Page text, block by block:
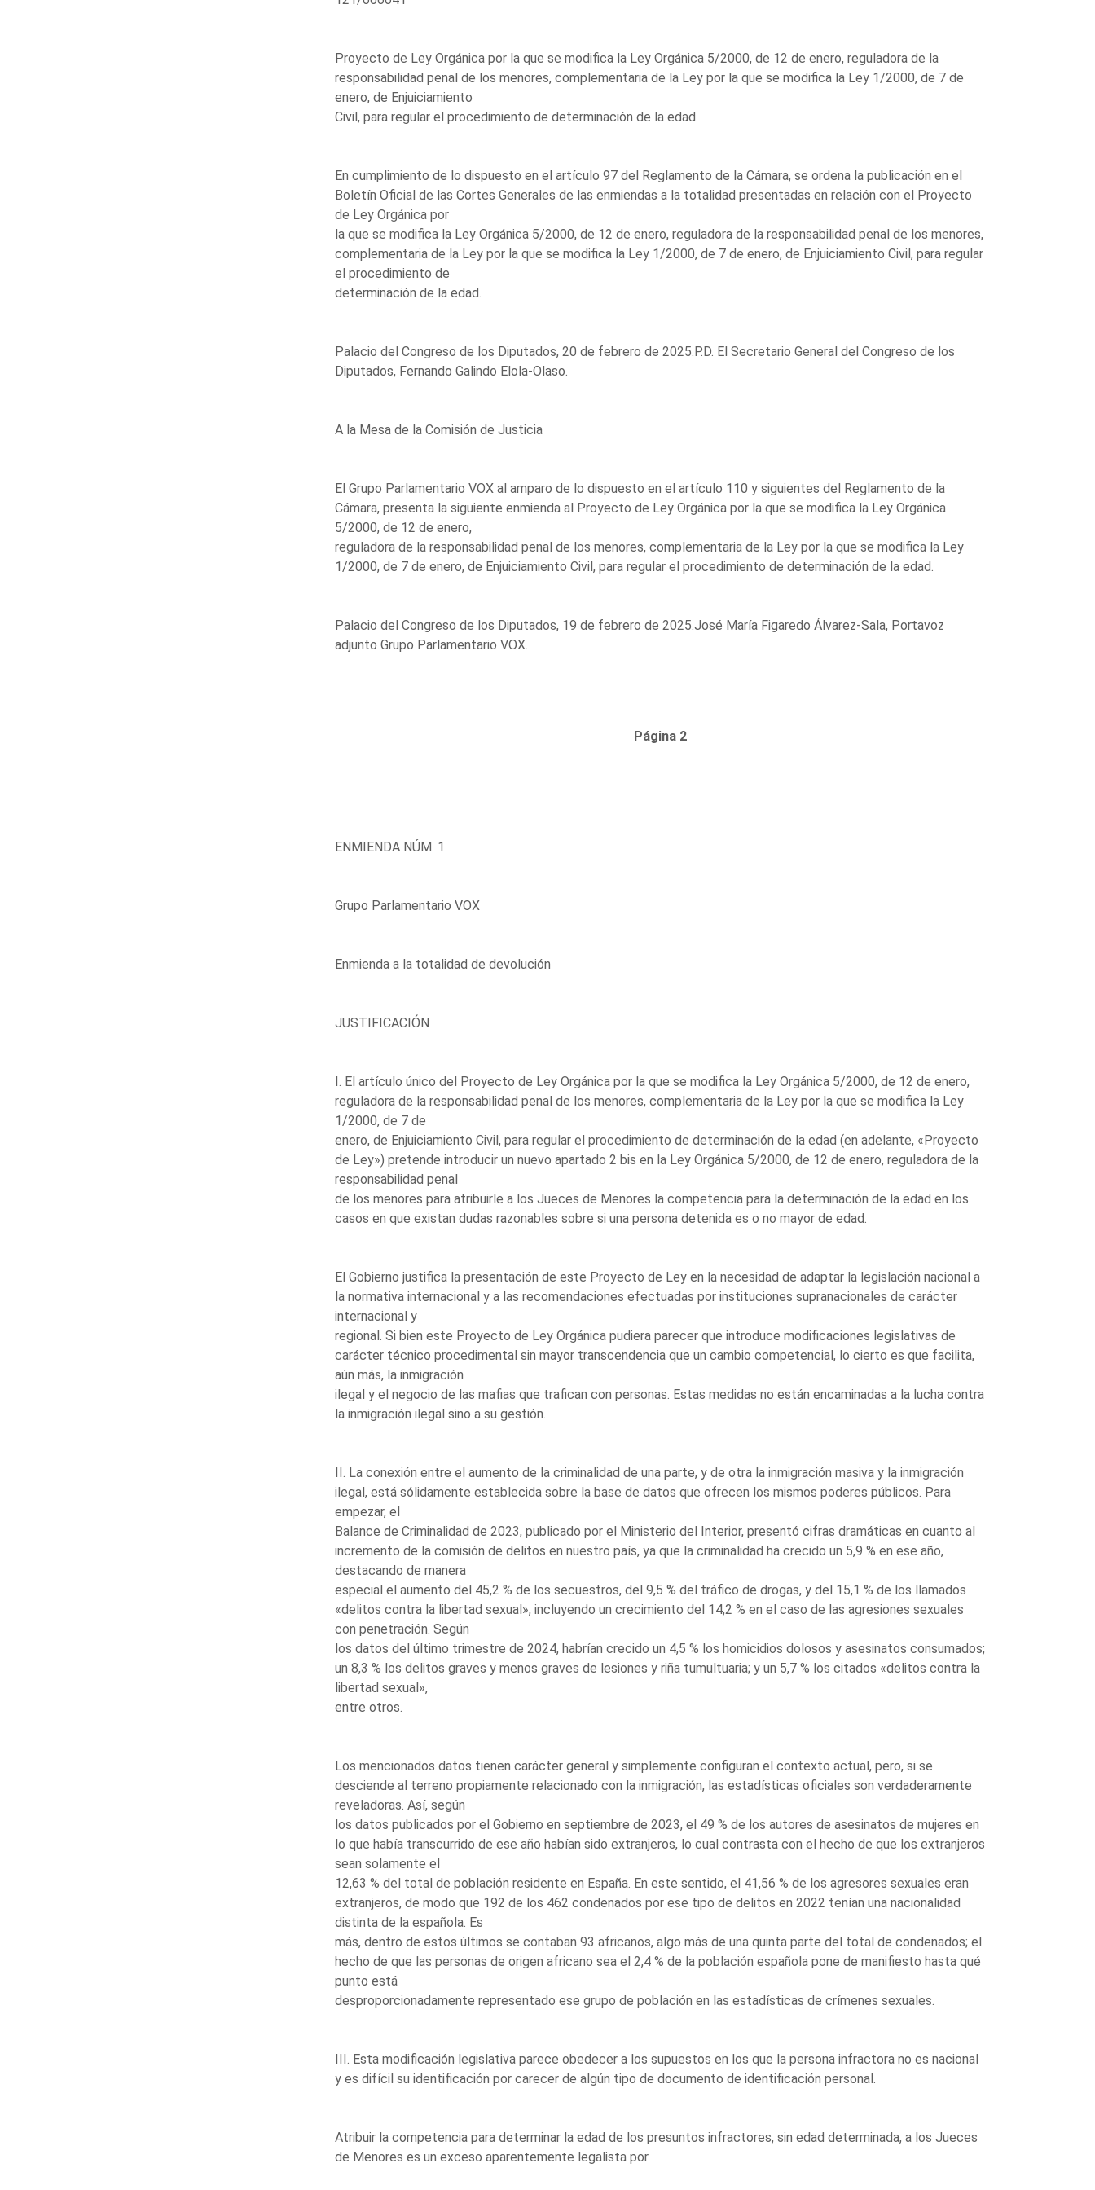
Proyecto de Ley Orgánica por la que se modifica la Ley Orgánica 5/2000, de 12 de enero, reguladora de la
responsabilidad penal de los menores, complementaria de la Ley por la que se modifica la Ley 1/2000, de 7 de
enero, de Enjuiciamiento
Civil, para regular el procedimiento de determinación de la edad.
En cumplimiento de lo dispuesto en el artículo 97 del Reglamento de la Cámara, se ordena la publicación en el
Boletín Oficial de las Cortes Generales de las enmiendas a la totalidad presentadas en relación con el Proyecto
de Ley Orgánica por
la que se modifica la Ley Orgánica 5/2000, de 12 de enero, reguladora de la responsabilidad penal de los menores,
complementaria de la Ley por la que se modifica la Ley 1/2000, de 7 de enero, de Enjuiciamiento Civil, para regular
el procedimiento de
determinación de la edad.
Palacio del Congreso de los Diputados, 20 de febrero de 2025.P.D. El Secretario General del Congreso de los
Diputados, Fernando Galindo Elola-Olaso.
A la Mesa de la Comisión de Justicia
El Grupo Parlamentario VOX al amparo de lo dispuesto en el artículo 110 y siguientes del Reglamento de la
Cámara, presenta la siguiente enmienda al Proyecto de Ley Orgánica por la que se modifica la Ley Orgánica
5/2000, de 12 de enero,
reguladora de la responsabilidad penal de los menores, complementaria de la Ley por la que se modifica la Ley
1/2000, de 7 de enero, de Enjuiciamiento Civil, para regular el procedimiento de determinación de la edad.
Palacio del Congreso de los Diputados, 19 de febrero de 2025.José María Figaredo Álvarez-Sala, Portavoz
adjunto Grupo Parlamentario VOX.
Página 2
ENMIENDA NÚM. 1
Grupo Parlamentario VOX
Enmienda a la totalidad de devolución
JUSTIFICACIÓN
I. El artículo único del Proyecto de Ley Orgánica por la que se modifica la Ley Orgánica 5/2000, de 12 de enero,
reguladora de la responsabilidad penal de los menores, complementaria de la Ley por la que se modifica la Ley
1/2000, de 7 de
enero, de Enjuiciamiento Civil, para regular el procedimiento de determinación de la edad (en adelante, «Proyecto
de Ley») pretende introducir un nuevo apartado 2 bis en la Ley Orgánica 5/2000, de 12 de enero, reguladora de la
responsabilidad penal
de los menores para atribuirle a los Jueces de Menores la competencia para la determinación de la edad en los
casos en que existan dudas razonables sobre si una persona detenida es o no mayor de edad.
El Gobierno justifica la presentación de este Proyecto de Ley en la necesidad de adaptar la legislación nacional a
la normativa internacional y a las recomendaciones efectuadas por instituciones supranacionales de carácter
internacional y
regional. Si bien este Proyecto de Ley Orgánica pudiera parecer que introduce modificaciones legislativas de
carácter técnico procedimental sin mayor transcendencia que un cambio competencial, lo cierto es que facilita,
aún más, la inmigración
ilegal y el negocio de las mafias que trafican con personas. Estas medidas no están encaminadas a la lucha contra
la inmigración ilegal sino a su gestión.
II. La conexión entre el aumento de la criminalidad de una parte, y de otra la inmigración masiva y la inmigración
ilegal, está sólidamente establecida sobre la base de datos que ofrecen los mismos poderes públicos. Para
empezar, el
Balance de Criminalidad de 2023, publicado por el Ministerio del Interior, presentó cifras dramáticas en cuanto al
incremento de la comisión de delitos en nuestro país, ya que la criminalidad ha crecido un 5,9 % en ese año,
destacando de manera
especial el aumento del 45,2 % de los secuestros, del 9,5 % del tráfico de drogas, y del 15,1 % de los llamados
«delitos contra la libertad sexual», incluyendo un crecimiento del 14,2 % en el caso de las agresiones sexuales
con penetración. Según
los datos del último trimestre de 2024, habrían crecido un 4,5 % los homicidios dolosos y asesinatos consumados;
un 8,3 % los delitos graves y menos graves de lesiones y riña tumultuaria; y un 5,7 % los citados «delitos contra la
libertad sexual»,
entre otros.
Los mencionados datos tienen carácter general y simplemente configuran el contexto actual, pero, si se
desciende al terreno propiamente relacionado con la inmigración, las estadísticas oficiales son verdaderamente
reveladoras. Así, según
los datos publicados por el Gobierno en septiembre de 2023, el 49 % de los autores de asesinatos de mujeres en
lo que había transcurrido de ese año habían sido extranjeros, lo cual contrasta con el hecho de que los extranjeros
sean solamente el
12,63 % del total de población residente en España. En este sentido, el 41,56 % de los agresores sexuales eran
extranjeros, de modo que 192 de los 462 condenados por ese tipo de delitos en 2022 tenían una nacionalidad
distinta de la española. Es
más, dentro de estos últimos se contaban 93 africanos, algo más de una quinta parte del total de condenados; el
hecho de que las personas de origen africano sea el 2,4 % de la población española pone de manifiesto hasta qué
punto está
desproporcionadamente representado ese grupo de población en las estadísticas de crímenes sexuales.
III. Esta modificación legislativa parece obedecer a los supuestos en los que la persona infractora no es nacional
y es difícil su identificación por carecer de algún tipo de documento de identificación personal.
Atribuir la competencia para determinar la edad de los presuntos infractores, sin edad determinada, a los Jueces
de Menores es un exceso aparentemente legalista por